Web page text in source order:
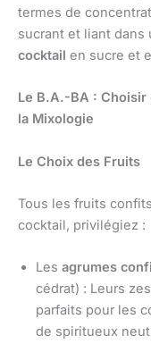
termes de
sucrant et liant dans
cocktail en sucre et
Le B.A.-BA :
la Mixologie
Le Choix des Fruits
Tous les fruits
cocktail, privilégiez :
Les agrumes
cédrat) : Leurs
parfaits pour les
de spiritueux